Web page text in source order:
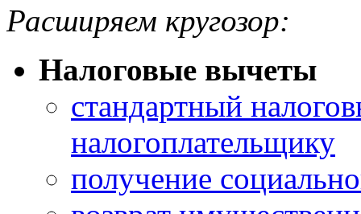
Расширяем кругозор:
Налоговые вычеты
стандартный
налогоплательщику
получение